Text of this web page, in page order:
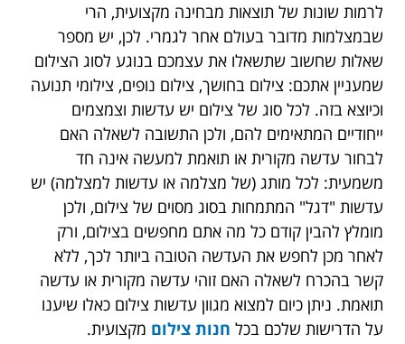
לרמות שונות של תוצאות מבחינה מקצועית, הרי
שבמצלמות מדובר בעולם אחר לגמרי. לכן, יש מספר
שאלות שחשוב שתשאלו את עצמכם בנוגע לסוג הצילום
שמעניין אתכם: צילום בחושך, צילום נופים, צילומי תנועה
וכיוצא בזה. לכל סוג של צילום יש עדשות וצמצמים
ייחודיים המתאימים להם, ולכן התשובה לשאלה האם
לבחור עדשה מקורית או תואמת למעשה אינה חד
משמעית: לכל מותג (של מצלמה או עדשות למצלמה) יש
עדשות "דגל" המתמחות בסוג מסוים של צילום, ולכן
מומלץ להבין קודם כל מה אתם מחפשים בצילום, ורק
לאחר מכן לחפש את העדשה הטובה ביותר לכך, ללא
קשר בהכרח לשאלה האם זוהי עדשה מקורית או עדשה
תואמת. ניתן כיום למצוא מגוון עדשות צילום כאלו שיענו
על הדרישות שלכם בכל חנות צילום מקצועית.